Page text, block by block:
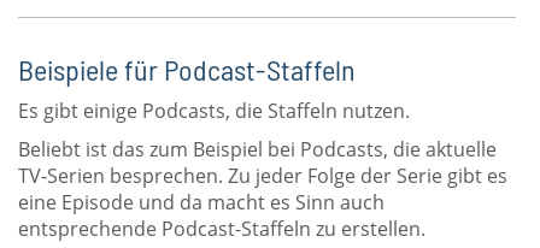
Beispiele für Podcast-Staffeln
Es gibt einige Podcasts, die Staffeln nutzen.
Beliebt ist das zum Beispiel bei Podcasts, die aktuelle
TV-Serien besprechen. Zu jeder Folge der Serie gibt es
eine Episode und da macht es Sinn auch
entsprechende Podcast-Staffeln zu erstellen.